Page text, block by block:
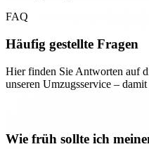
FAQ
Häufig gestellte Fragen
Hier finden Sie Antworten auf
unseren Umzugsservice –
Wie früh sollte ich